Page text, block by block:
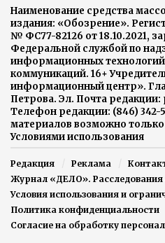
Наименование средства
издания: «Обозрение».
№ ФС77-82126 от 18.10.2021,
Федеральной службой по
информационных
коммуникаций. 16+
информационный центр».
Петрова. Эл. Почта
Телефон редакции: (846) 342-
материалов возможно только
Условиями использования
Редакция Реклама
Журнал «ДЕЛО». Расследования
Условия использования и
Политика конфиденциальности
Согласие на обработку